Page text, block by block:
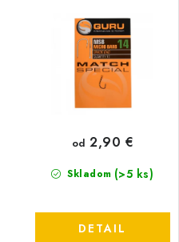
Skladom (>5 ks)
od 2,90 €
DETAIL